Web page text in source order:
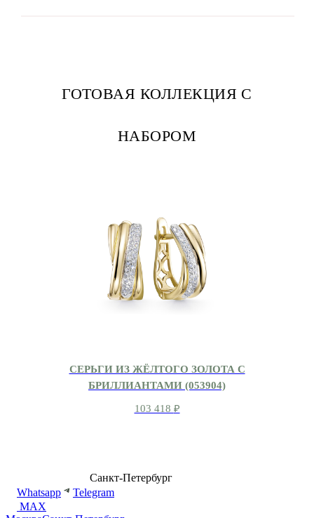
ГОТОВАЯ КОЛЛЕКЦИЯ С
НАБОРОМ
СЕРЬГИ ИЗ ЖЁЛТОГО ЗОЛОТА С
БРИЛЛИАНТАМИ (053904)
103 418 ₽
Санкт-Петербург
Whatsapp
Telegram
MAX